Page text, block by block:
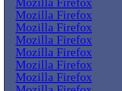
Mozilla Firefox
Mozilla Firefox
Mozilla Firefox
Mozilla Firefox
Mozilla Firefox
Mozilla Firefox
Mozilla Firefox